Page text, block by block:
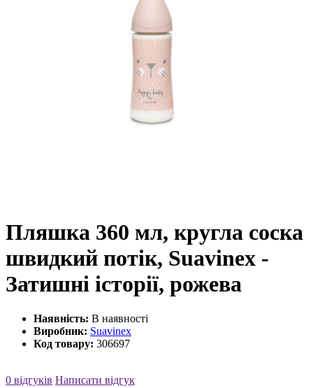
Пляшка 360 мл, кругла соска
швидкий потік, Suavinex -
Затишні історії, рожева
Наявність: В наявності
Виробник: Suavinex
Код товару: 306697
0 відгуків Написати відгук